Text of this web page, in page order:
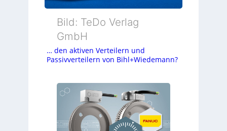
Bild: TeDo Verlag
GmbH
… den aktiven Verteilern und
Passivverteilern von Bihl+Wiedemann?